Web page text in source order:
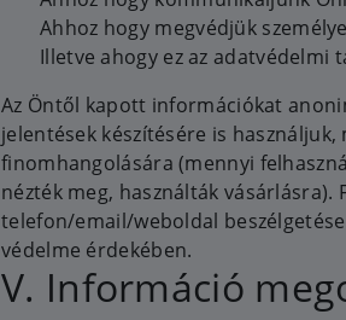
Ahhoz hogy megvédjük
Illetve ahogy ez az adatvédelmi
Az Öntől kapott információkat
jelentések készítésére is
finomhangolására (mennyi
nézték meg, használták vásárlásra).
telefon/email/weboldal
védelme érdekében.
V. Információ